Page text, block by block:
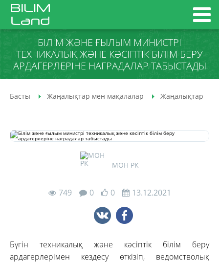
БІЛІМ ЖӘНЕ ҒЫЛЫМ МИНИСТРІ
ТЕХНИКАЛЫҚ ЖӘНЕ КӘСІПТІК БІЛІМ БЕРУ
АРДАГЕРЛЕРІНЕ НАГРАДАЛАР ТАБЫСТАДЫ
Басты Жаңалықтар мен мақалалар Жаңалықтар
МОН РК
749 0 0 13.12.2021
Бүгін техникалық және кәсіптік білім беру
ардагерлерімен кездесу өткізіп, ведомстволық